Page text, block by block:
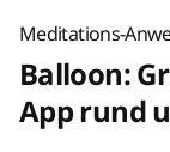
Meditations-
Balloon:
App rund